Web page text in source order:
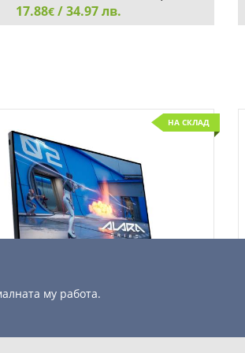
Сравни
17.88€ / 34.97 лв.
НА СКЛАД
Alienware AW2525HM
му работа.